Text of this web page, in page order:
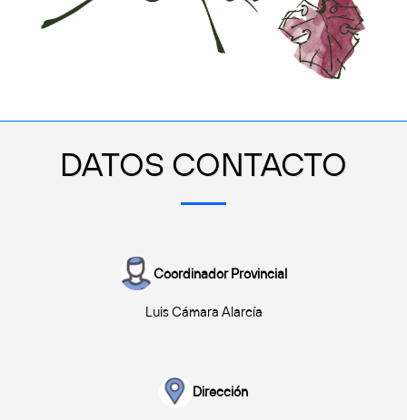
DATOS CONTACTO
Coordinador Provincial
Luis Cámara Alarcía
Dirección